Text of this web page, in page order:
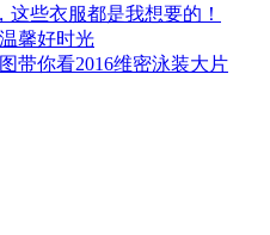
这些衣服都是我想要的！
馨好时光
带你看2016维密泳装大片